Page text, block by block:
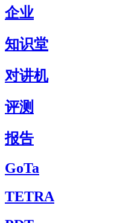
企业
知识堂
对讲机
评测
报告
GoTa
TETRA